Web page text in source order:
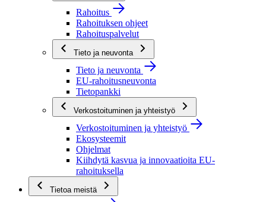
Rahoitus
Rahoituksen ohjeet
Rahoituspalvelut
Tieto ja neuvonta
Tieto ja neuvonta
EU-rahoitusneuvonta
Tietopankki
Verkostoituminen ja yhteistyö
Verkostoituminen ja yhteistyö
Ekosysteemit
Ohjelmat
Kiihdytä kasvua ja innovaatioita EU-
rahoituksella
Tietoa meistä